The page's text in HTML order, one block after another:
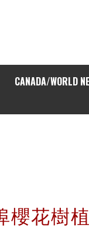
CANADA/WORLD
櫻花樹